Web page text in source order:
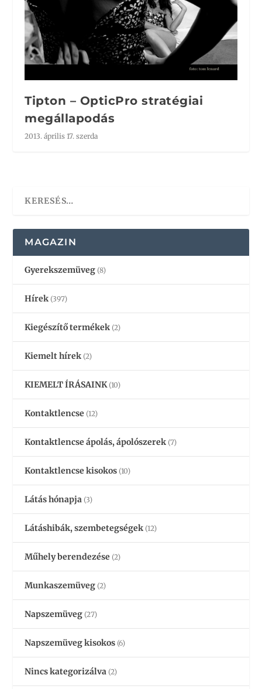
Tipton – OpticPro stratégiai
megállapodás
2013. április 17. szerda
MAGAZIN
Gyerekszemüveg (8)
Hírek (397)
Kiegészítő termékek (2)
Kiemelt hírek (2)
KIEMELT ÍRÁSAINK (10)
Kontaktlencse (12)
Kontaktlencse ápolás, ápolószerek (7)
Kontaktlencse kisokos (10)
Látás hónapja (3)
Látáshibák, szembetegségek (12)
Műhely berendezése (2)
Munkaszemüveg (2)
Napszemüveg (27)
Napszemüveg kisokos (6)
Nincs kategorizálva (2)